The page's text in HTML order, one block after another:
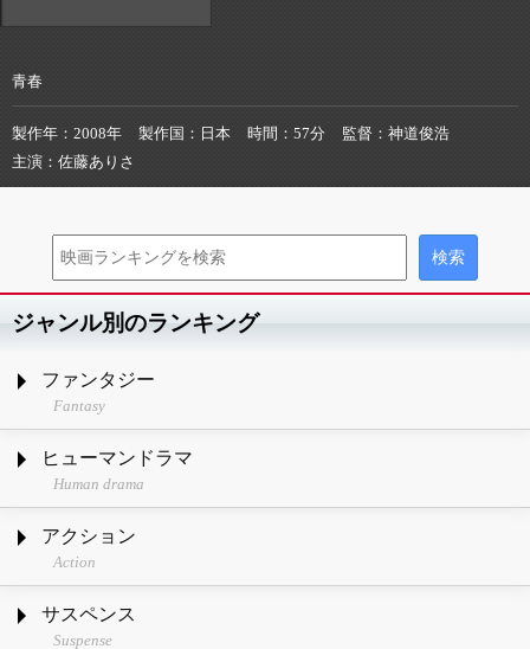
青春
製作年 2008年 製作国 日本 時間 57分 監督
神道俊浩
主演
佐藤ありさ
ジャンル別のランキング
ファンタジー
Fantasy
ヒューマンドラマ
Human drama
アクション
Action
サスペンス
Suspense